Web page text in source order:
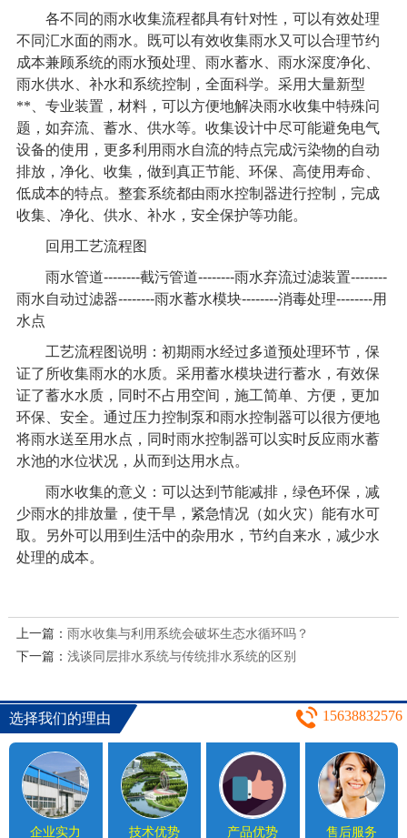
各不同的雨水收集流程都具有针对性，可以有效处理
不同汇水面的雨水。既可以有效收集雨水又可以合理节约
成本兼顾系统的雨水预处理、雨水蓄水、雨水深度净化、
雨水供水、补水和系统控制，全面科学。采用大量新型
**、专业装置，材料，可以方便地解决雨水收集中特殊问
题，如弃流、蓄水、供水等。收集设计中尽可能避免电气
设备的使用，更多利用雨水自流的特点完成污染物的自动
排放，净化、收集，做到真正节能、环保、高使用寿命、
低成本的特点。整套系统都由雨水控制器进行控制，完成
收集、净化、供水、补水，安全保护等功能。
回用工艺流程图
雨水管道--------截污管道--------雨水弃流过滤装置--------
雨水自动过滤器--------雨水蓄水模块--------消毒处理--------用
水点
工艺流程图说明：初期雨水经过多道预处理环节，保
证了所收集雨水的水质。采用蓄水模块进行蓄水，有效保
证了蓄水水质，同时不占用空间，施工简单、方便，更加
环保、安全。通过压力控制泵和雨水控制器可以很方便地
将雨水送至用水点，同时雨水控制器可以实时反应雨水蓄
水池的水位状况，从而到达用水点。
雨水收集的意义：可以达到节能减排，绿色环保，减
少雨水的排放量，使干旱，紧急情况（如火灾）能有水可
取。另外可以用到生活中的杂用水，节约自来水，减少水
处理的成本。
上一篇： 雨水收集与利用系统会破坏生态水循环吗？
下一篇： 浅谈同层排水系统与传统排水系统的区别
选择我们的理由 15638832576
企业实力 技术优势 产品优势 售后服务